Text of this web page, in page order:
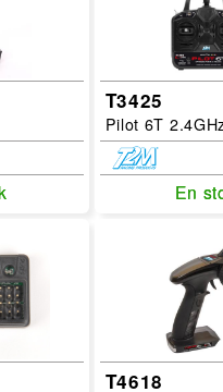
radio
dispo
T3425
Pilot 6T
En
En
T4618